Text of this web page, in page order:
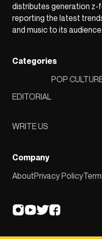
distributes generation
reporting the latest
and music to its audience.
Categories
EDITORIAL
POP
WRITE US
Company
AboutPrivacy Policy